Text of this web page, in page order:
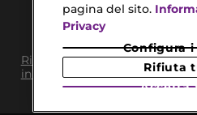
Ritiro in negozio
in 2H
da
pagina del sito.
Privacy
Configura
Rifiuta
Accetta